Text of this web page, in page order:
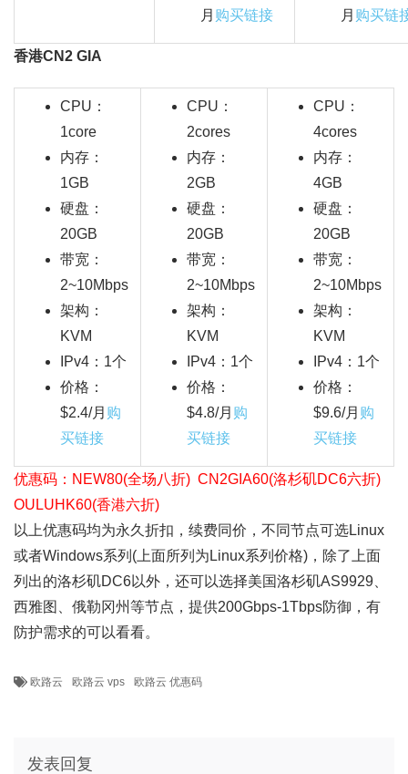
月 购买链接
月 购买链
香港CN2 GIA
CPU：
1core
内存：
1GB
硬盘：
20GB
带宽：
2~10Mbps
架构：
KVM
IPv4：1个
价格：
$2.4/月 购
买链接
CPU：
2cores
内存：
2GB
硬盘：
20GB
带宽：
2~10Mbps
架构：
KVM
IPv4：1个
价格：
$4.8/月 购
买链接
CPU：
4cores
内存：
4GB
硬盘：
20GB
带宽：
2~10Mbps
架构：
KVM
IPv4：1个
价格：
$9.6/月 购
买链接
优惠码：NEW80(全场八折) CN2GIA60(洛杉矶DC6六折)
OULUHK60(香港六折)
以上优惠码均为永久折扣，续费同价，不同节点可选Linux
或者Windows系列(上面所列为Linux系列价格)，除了上面
列出的洛杉矶DC6以外，还可以选择美国洛杉矶AS9929、
西雅图、俄勒冈州等节点，提供200Gbps-1Tbps防御，有
防护需求的可以看看。
欧路云 欧路云 vps 欧路云 优惠码
发表回复